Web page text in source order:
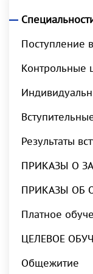
Поступление
Контрольные
Результаты
ПРИКАЗЫ О
ПРИКАЗЫ ОБ
Платное
ЦЕЛЕВОЕ
Общежитие